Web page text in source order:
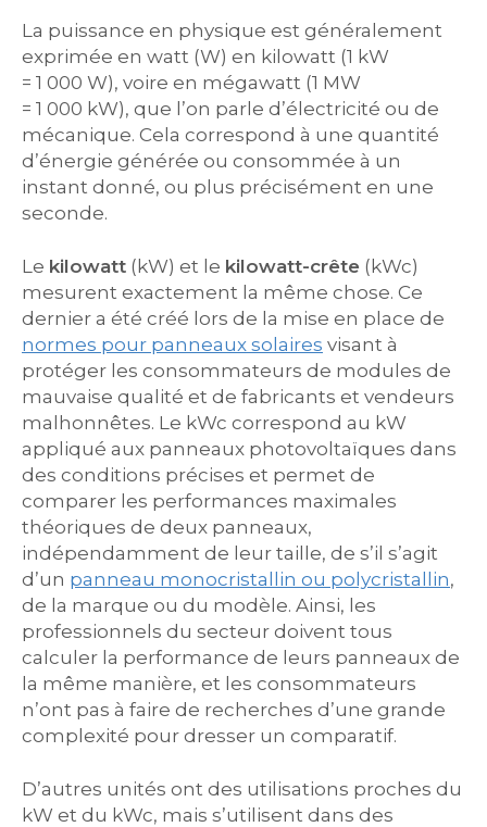
La puissance en physique est généralement
exprimée en watt (W) en kilowatt (1 kW
= 1 000 W), voire en mégawatt (1 MW
= 1 000 kW), que l’on parle d’électricité ou de
mécanique. Cela correspond à une quantité
d’énergie générée ou consommée à un
instant donné, ou plus précisément en une
seconde.
Le kilowatt (kW) et le kilowatt-crête (kWc)
mesurent exactement la même chose. Ce
dernier a été créé lors de la mise en place de
normes pour panneaux solaires visant à
protéger les consommateurs de modules de
mauvaise qualité et de fabricants et vendeurs
malhonnêtes. Le kWc correspond au kW
appliqué aux panneaux photovoltaïques dans
des conditions précises et permet de
comparer les performances maximales
théoriques de deux panneaux,
indépendamment de leur taille, de s’il s’agit
d’un panneau monocristallin ou polycristallin,
de la marque ou du modèle. Ainsi, les
professionnels du secteur doivent tous
calculer la performance de leurs panneaux de
la même manière, et les consommateurs
n’ont pas à faire de recherches d’une grande
complexité pour dresser un comparatif.
D’autres unités ont des utilisations proches du
kW et du kWc, mais s’utilisent dans des